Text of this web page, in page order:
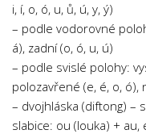
Právo
Psychologie a
Společenské vědy
Technika
Účetnictví
i, í, o, ó, u, ů, ú, y, ý)
– podle vodorovné
á), zadní (o, ó, u, ú)
– podle svislé polohy:
polozavřené (e, é, o, ó),
– dvojhláska (diftong) –
slabice: ou (louka) +